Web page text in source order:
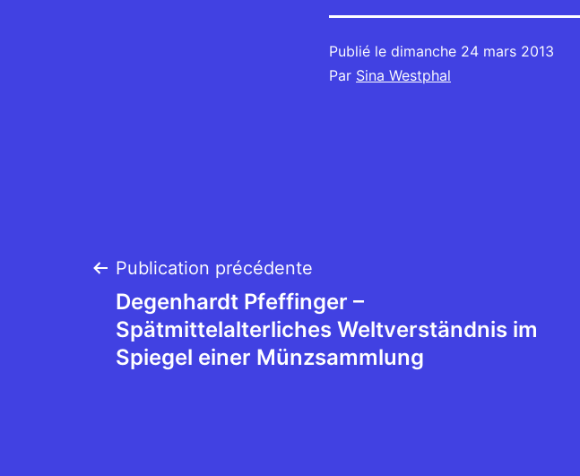
Publié le dimanche 24 mars 2013
Par Sina Westphal
Navigation
de
Publication précédente
Degenhardt Pfeffinger –
Spätmittelalterliches Weltverständnis im
Spiegel einer Münzsammlung